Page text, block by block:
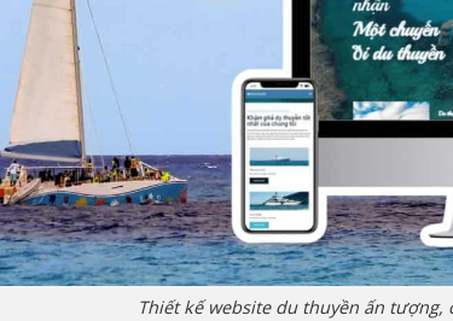
Thiết kế website du thuyền ấn tượng,